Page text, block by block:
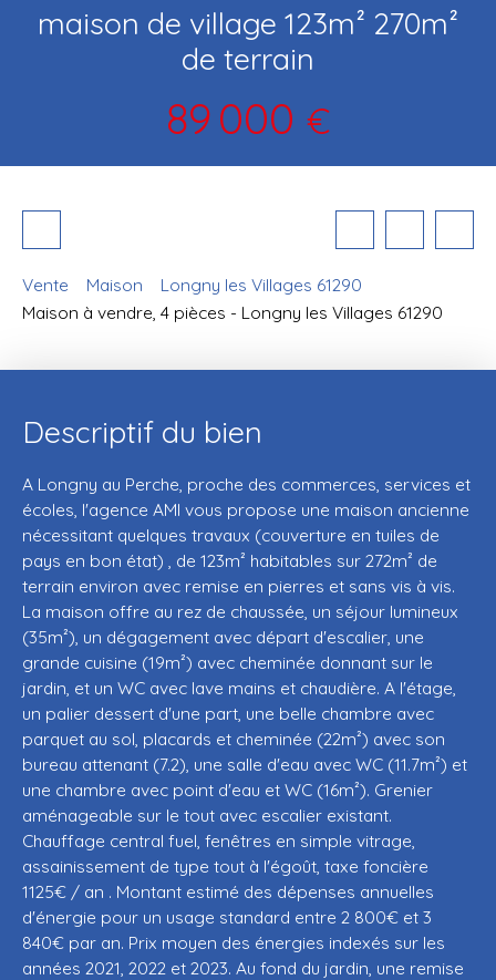
maison de village 123m² 270m²
de terrain
89 000 €
Vente Maison
Longny les Villages 61290
Maison à vendre, 4 pièces - Longny les Villages 61290
Descriptif du bien
A Longny au Perche, proche des commerces, services et
écoles, l'agence AMI vous propose une maison ancienne
nécessitant quelques travaux (couverture en tuiles de
pays en bon état) , de 123m² habitables sur 272m² de
terrain environ avec remise en pierres et sans vis à vis.
La maison offre au rez de chaussée, un séjour lumineux
(35m²), un dégagement avec départ d'escalier, une
grande cuisine (19m²) avec cheminée donnant sur le
jardin, et un WC avec lave mains et chaudière. A l'étage,
un palier dessert d'une part, une belle chambre avec
parquet au sol, placards et cheminée (22m²) avec son
bureau attenant (7.2), une salle d'eau avec WC (11.7m²) et
une chambre avec point d'eau et WC (16m²). Grenier
aménageable sur le tout avec escalier existant.
Chauffage central fuel, fenêtres en simple vitrage,
assainissement de type tout à l'égoût, taxe foncière
1125€ / an . Montant estimé des dépenses annuelles
d'énergie pour un usage standard entre 2 800€ et 3
840€ par an. Prix moyen des énergies indexés sur les
années 2021, 2022 et 2023. Au fond du jardin, une remise